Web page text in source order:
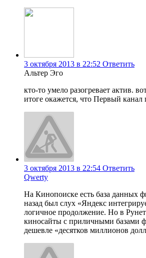
3 октября 2013 в 22:52 Ответить
Альтер Эго
кто-то умело разогревает актив.
итоге окажется, что Первый
3 октября 2013 в 22:54 Ответить
Qwerty
На Кинопоиске есть база данных
назад был слух «Яндекс
логичное продолжение. Но в
киносайты с приличными базами
дешевле «десятков миллионов